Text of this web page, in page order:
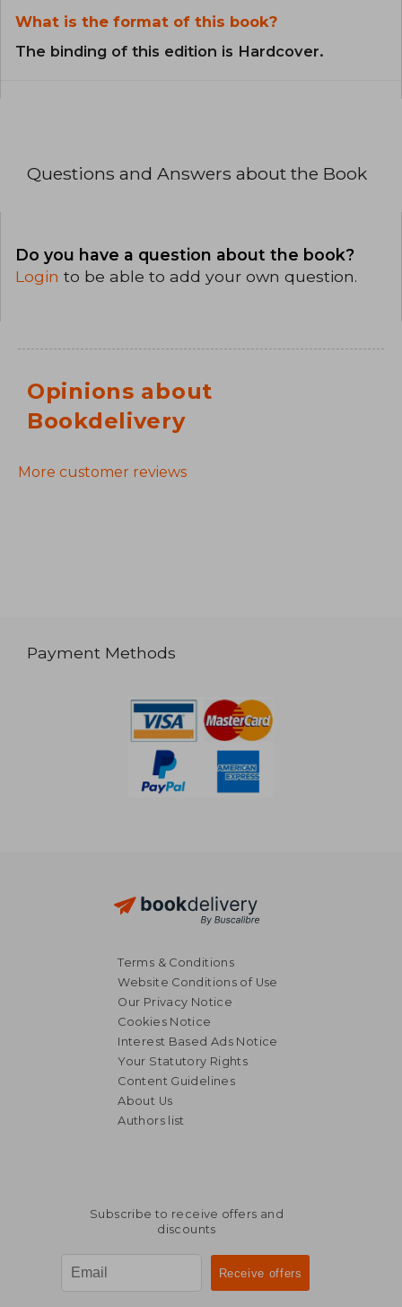
What is the format of this book?
The binding of this edition is Hardcover.
Questions and Answers about the Book
Do you have a question about the book?
Login to be able to add your own question.
Opinions about
Bookdelivery
More customer reviews
Payment Methods
Terms & Conditions
Website Conditions of Use
Our Privacy Notice
Cookies Notice
Interest Based Ads Notice
Your Statutory Rights
Content Guidelines
About Us
Authors list
Subscribe to receive offers and
discounts